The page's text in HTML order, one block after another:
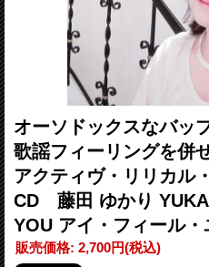
オーソドックスなバッ
歌謡フィーリングを併
アクティヴ・リリカル
CD 藤田 ゆかり
YOU アイ・フィール・
販売価格: 2,700円(税込)